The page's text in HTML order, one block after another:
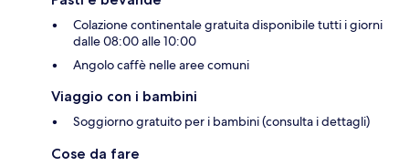
Colazione continentale gratuita disponibile tutti i giorni
dalle 08:00 alle 10:00
Angolo caffè nelle aree comuni
Viaggio con i bambini
Soggiorno gratuito per i bambini (consulta i dettagli)
Cose da fare